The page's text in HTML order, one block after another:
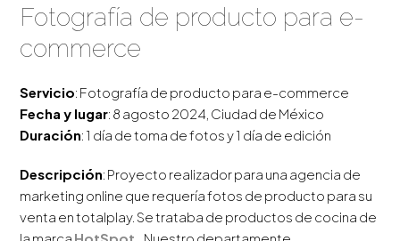
Fotografía de producto para e-
commerce
Servicio: Fotografía de producto para e-commerce
Fecha y lugar: 8 agosto 2024, Ciudad de México
Duración: 1 día de toma de fotos y 1 día de edición
Descripción: Proyecto realizador para una agencia de
marketing online que requería fotos de producto para su
venta en totalplay. Se trataba de productos de cocina de